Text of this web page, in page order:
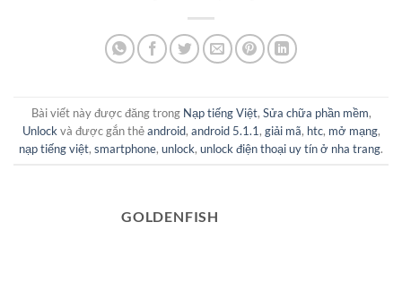
Bài viết này được đăng trong Nạp tiếng Việt, Sửa chữa phần mềm,
Unlockvà được gắn thẻandroid, android 5.1.1, giải mã, htc, mở mạng,
nạp tiếng việt, smartphone, unlock, unlock điện thoại uy tín ở nha trang.
GOLDENFISH